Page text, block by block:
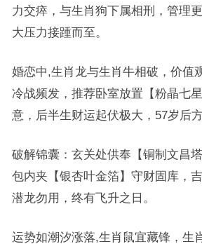
力交瘁，与生肖狗下属相刑，管理
大压力接踵而至。
婚恋中,生肖龙与生肖牛相破，价值
冷战频发，推荐卧室放置【粉晶七
意，后半生财运起伏极大，57岁后方
破解锦囊：玄关处供奉【铜制文昌
包内夹【银杏叶金箔】守财固库，
潜龙勿用，终有飞升之日。
运势如潮汐涨落,生肖鼠宜藏锋，生